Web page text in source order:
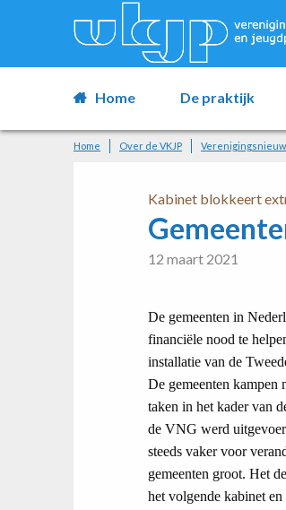
Home De praktijk
Home Over de VKJP
Kabinet blokkeert
12 maart 2021
De gemeenten in
financiële nood te
installatie van de
De gemeenten kampen
taken in het kader van
de VNG werd
steeds vaker voor
gemeenten groot. Het
het volgende kabinet